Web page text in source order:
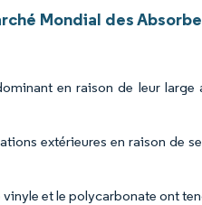
Mondial des
en raison de leur
extérieures en raison de
et le polycarbonate ont